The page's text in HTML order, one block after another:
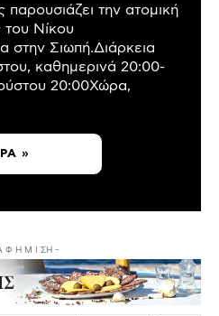
την ατομική
Νίκου
Σιωπή.Διάρκεια
καθημερινά 20:00-
20:00Χώρα,
»
Φ Η Μ Ι ΣΗ -